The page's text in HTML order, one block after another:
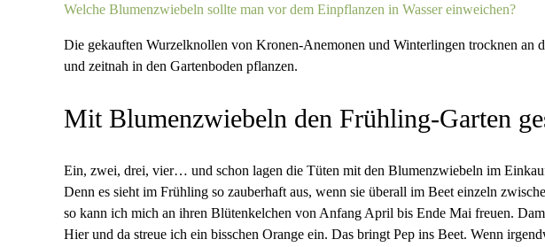
Welche Blumenzwiebeln sollte man vor dem Einpflanzen in Wasser einweichen?
Die gekauften Wurzelknollen von Kronen-Anemonen und Winterlingen trocknen an
und zeitnah in den Gartenboden pflanzen.
Mit Blumenzwiebeln den Frühling-Garten
Ein, zwei, drei, vier… und schon lagen die Tüten mit den Blumenzwiebeln im
Denn es sieht im Frühling so zauberhaft aus, wenn sie überall im Beet einzeln
so kann ich mich an ihren Blütenkelchen von Anfang April bis Ende Mai freuen.
Hier und da streue ich ein bisschen Orange ein. Das bringt Pep ins Beet. Wenn